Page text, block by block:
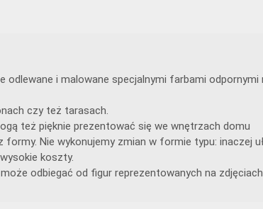
odlewane i malowane specjalnymi farbami
czy też tarasach.
też pięknie prezentować się we wnętrzach domu
formy. Nie wykonujemy zmian w formie typu: inaczej
koszty.
odbiegać od figur reprezentowanych na